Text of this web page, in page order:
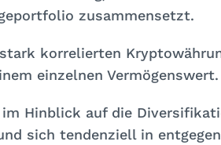
zusammensetzt.
korrelierten
einzelnen Vermögenswert.
Hinblick auf die
sich tendenziell in